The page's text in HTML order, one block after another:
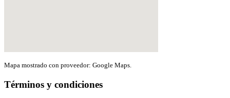
Mapa mostrado con proveedor: Google Maps.
Términos y condiciones